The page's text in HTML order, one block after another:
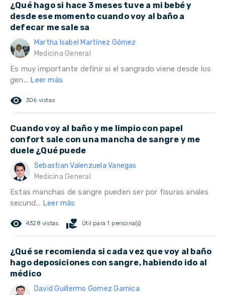
¿Qué hago si hace 3 meses tuve a mi bebé y
desde ese momento cuando voy al baño a
defecar me sale sa
Martha Isabel Martínez Gómez
Medicina General
Es muy importante definir si el sangrado viene desde los
gen... Leer más
remove_red_eye 306 vistas
Cuando voy al baño y me limpio con papel
confort sale con una mancha de sangre y me
duele ¿Qué puede
Sebastian Valenzuela Vanegas
Medicina General
Estas manchas de sangre pueden ser por fisuras anales
secund... Leer más
remove_red_eye 4328 vistas volunteer_activism Útil para 1 persona(s)
¿Qué se recomienda si cada vez que voy al baño
hago deposiciones con sangre, habiendo ido al
médico
David Guillermo Gomez Garnica